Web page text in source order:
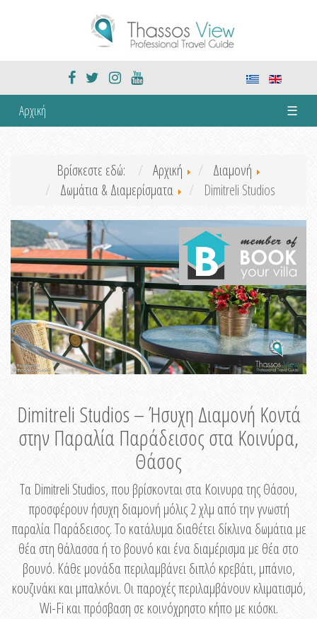
Αρχική ☰
Βρίσκεστε εδώ: Αρχική
Διαμονή
Δωμάτια & Διαμερίσματα
Dimitreli Studios
Dimitreli Studios – Ήσυχη Διαμονή Κοντά
στην Παραλία Παράδεισος στα Κοινύρα,
Θάσος
Τα Dimitreli Studios, που βρίσκονται στα Κοινυρα της Θάσου,
προσφέρουν ήσυχη διαμονή μόλις 2 χλμ από την γνωστή
παραλία Παράδεισος. Το κατάλυμα διαθέτει δίκλινα δωμάτια με
θέα στη θάλασσα ή το βουνό και ένα διαμέρισμα με θέα στο
βουνό. Κάθε μονάδα περιλαμβάνει διπλό κρεβάτι, μπάνιο,
κουζινάκι και μπαλκόνι. Οι παροχές περιλαμβάνουν κλιματισμό,
Wi-Fi και πρόσβαση σε κοινόχρηστο κήπο με κιόσκι.